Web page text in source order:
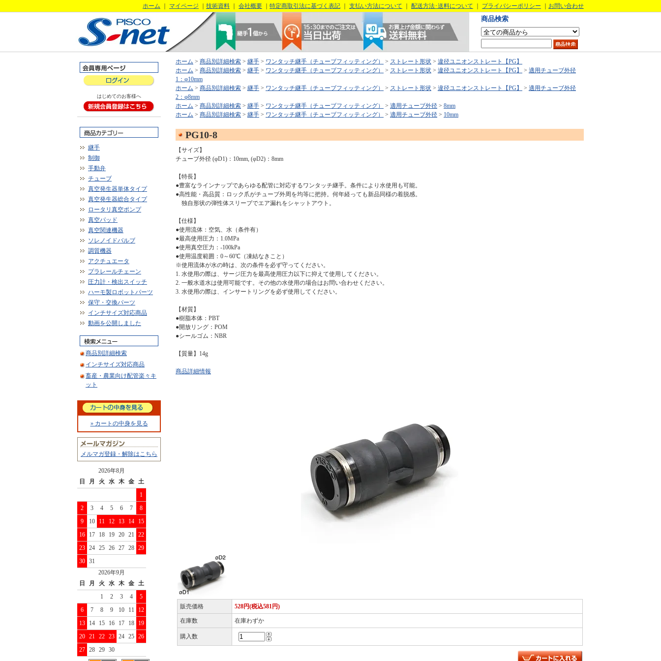
ホーム マイページ 技術資料 会社概要 特定商取引法に基づく表記 支払い方法について 配送方法･送料について プライバシーポリシー お問い合わせ
商品検索
はじめてのお客様へ
継手
制御
手動弁
チューブ
真空発生器単体タイプ
真空発生器総合タイプ
ロータリ真空ポンプ
真空パッド
真空関連機器
ソレノイドバルブ
調質機器
アクチュエータ
プラレールチェーン
圧力計・検出スイッチ
ハーモ製ロボットパーツ
保守・交換パーツ
インチサイズ対応商品
動画を公開しました
商品別詳細検索
インチサイズ対応商品
畜産・農業向け配管楽々キ
ット
» カートの中身を見る
メルマガ登録・解除はこちら
2026年8月
日
月 火 水 木 金 土
1
2
3 4 5 6 7
8
9
10 11 12 13 14
15
16
17 18 19 20 21
22
23 24 25 26 27 28 29
30 31
2026年9月
日
月 火 水 木 金 土
1
2 3 4
5
6
7 8 9 10 11
12
13
14 15 16 17 18
19
20 21 22 23 24 25 26
27 28 29 30
ホーム > 商品別詳細検索 > 継手 > ワンタッチ継手（チューブフィッティング） > ストレート形状 > 違径ユニオンストレート【PG】
ホーム > 商品別詳細検索 > 継手 > ワンタッチ継手（チューブフィッティング） > ストレート形状 > 違径ユニオンストレート【PG】 > 適用チューブ外径
1：φ10mm
ホーム > 商品別詳細検索 > 継手 > ワンタッチ継手（チューブフィッティング） > ストレート形状 > 違径ユニオンストレート【PG】 > 適用チューブ外径
2：φ8mm
ホーム > 商品別詳細検索 > 継手 > ワンタッチ継手（チューブフィッティング） > 適用チューブ外径 > 8mm
ホーム > 商品別詳細検索 > 継手 > ワンタッチ継手（チューブフィッティング） > 適用チューブ外径 > 10mm
PG10-8
【サイズ】
チューブ外径 (φD1)：10mm, (φD2)：8mm
【特長】
●豊富なラインナップであらゆる配管に対応するワンタッチ継手。条件により水使用も可能。
●高性能・高品質：ロック爪がチューブ外周を均等に把持。何年経っても新品同様の着脱感。
独自形状の弾性体スリーブでエア漏れをシャットアウト。
【仕様】
●使用流体：空気、水（条件有）
●最高使用圧力：1.0MPa
●使用真空圧力：-100kPa
●使用温度範囲：0～60℃（凍結なきこと）
※使用流体が水の時は、次の条件を必ず守ってください。
1. 水使用の際は、サージ圧力を最高使用圧力以下に抑えて使用してください。
2. 一般水道水は使用可能です。その他の水使用の場合はお問い合わせください。
3. 水使用の際は、インサートリングを必ず使用してください。
【材質】
●樹脂本体：PBT
●開放リング：POM
●シールゴム：NBR
【質量】14g
商品詳細情報
販売価格 528円(税込581円)
在庫数 在庫わずか
購入数